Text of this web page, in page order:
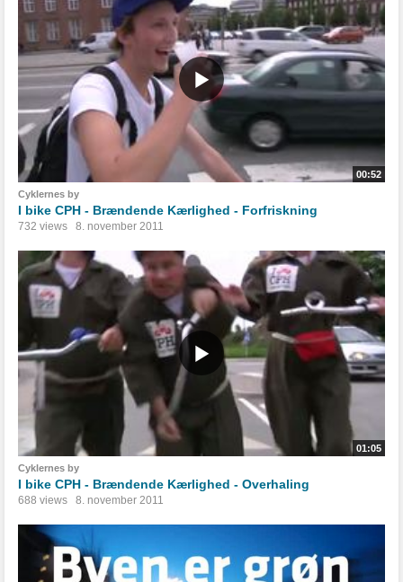
00:52
Cyklernes by
I bike CPH - Brændende Kærlighed - Forfriskning
732 views 8. november 2011
01:05
Cyklernes by
I bike CPH - Brændende Kærlighed - Overhaling
688 views 8. november 2011